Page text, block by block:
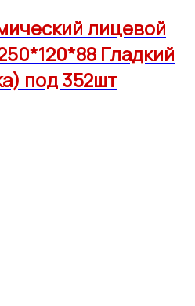
лицевой
Гладкий
под 352шт